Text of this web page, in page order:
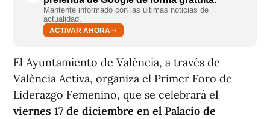
Mantente informado con las últimas noticias de
actualidad.
ACTIVAR AHORA
El Ayuntamiento de València, a través de
València Activa, organiza el Primer Foro de
Liderazgo Femenino, que se celebrará el
viernes 17 de diciembre en el Palacio de